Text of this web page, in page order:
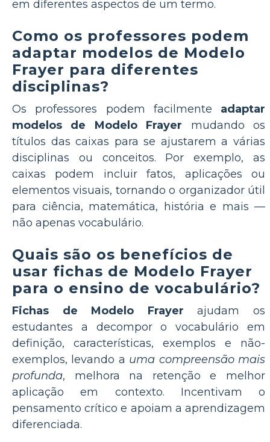
em diferentes aspectos de um termo.
Como os professores podem
adaptar modelos de Modelo
Frayer para diferentes
disciplinas?
Os professores podem facilmente adaptar
modelos de Modelo Frayer mudando os
títulos das caixas para se ajustarem a várias
disciplinas ou conceitos. Por exemplo, as
caixas podem incluir fatos, aplicações ou
elementos visuais, tornando o organizador útil
para ciência, matemática, história e mais —
não apenas vocabulário.
Quais são os benefícios de
usar fichas de Modelo Frayer
para o ensino de vocabulário?
Fichas de Modelo Frayer ajudam os
estudantes a decompor o vocabulário em
definição, características, exemplos e não-
exemplos, levando a uma compreensão mais
profunda, melhora na retenção e melhor
aplicação em contexto. Incentivam o
pensamento crítico e apoiam a aprendizagem
diferenciada.